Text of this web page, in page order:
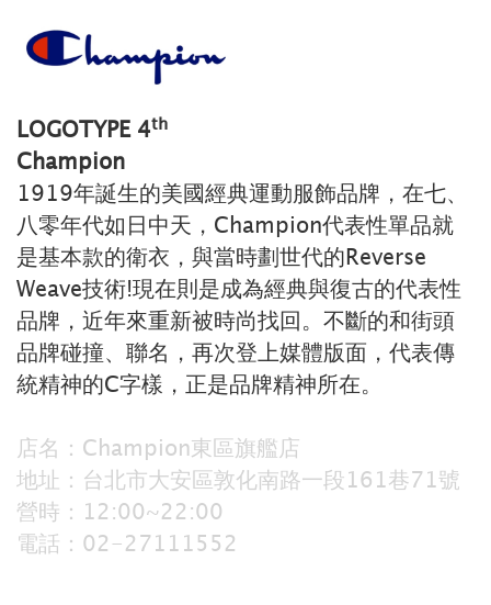
LOGOTYPE 4th
Champion
1919年誕生的美國經典運動服飾品牌，在七、
八零年代如日中天，Champion代表性單品就
是基本款的衛衣，與當時劃世代的Reverse
Weave技術!現在則是成為經典與復古的代表性
品牌，近年來重新被時尚找回。不斷的和街頭
品牌碰撞、聯名，再次登上媒體版面，代表傳
統精神的C字樣，正是品牌精神所在。
店名：Champion東區旗艦店
地址：台北市大安區敦化南路一段161巷71號
營時：12:00~22:00
電話：02-27111552